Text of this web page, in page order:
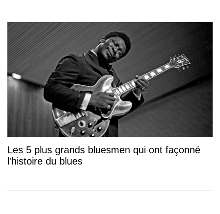
Les 5 plus grands bluesmen qui ont façonné
l'histoire du blues